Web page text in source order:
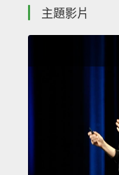
主題影片